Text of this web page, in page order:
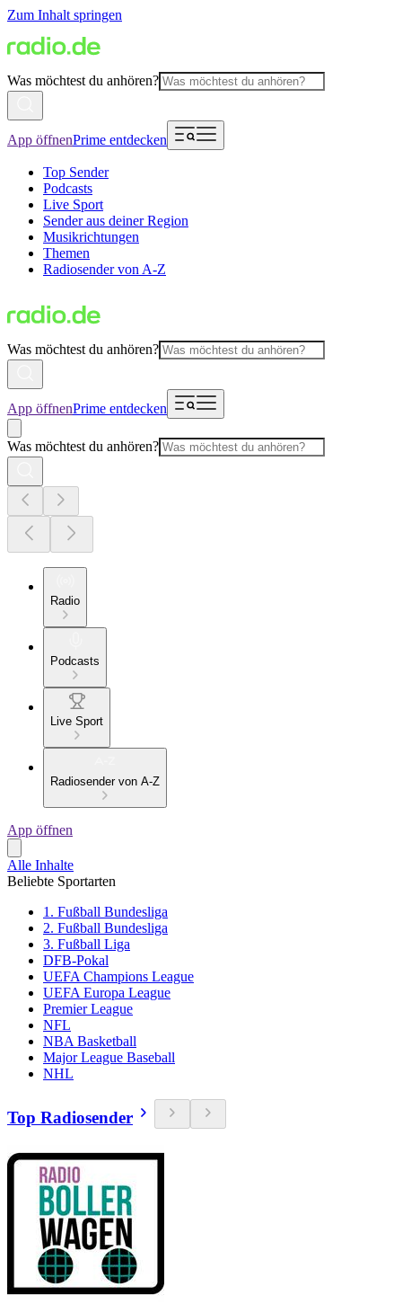
Zum Inhalt springen
Was möchtest du anhören?
App öffnenPrime entdecken
Top Sender
Podcasts
Live Sport
Sender aus deiner Region
Musikrichtungen
Themen
Radiosender von A-Z
Was möchtest du anhören?
App öffnenPrime entdecken
Was möchtest du anhören?
Radio
Podcasts
Live Sport
Radiosender von A-Z
App öffnen
Alle Inhalte
Beliebte Sportarten
1. Fußball Bundesliga
2. Fußball Bundesliga
3. Fußball Liga
DFB-Pokal
UEFA Champions League
UEFA Europa League
Premier League
NFL
NBA Basketball
Major League Baseball
NHL
Top Radiosender